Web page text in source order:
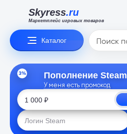
Skyress.ru
Маркетплейс игровых товаров
Каталог
3% Пополнение Steam
У меня есть промокод